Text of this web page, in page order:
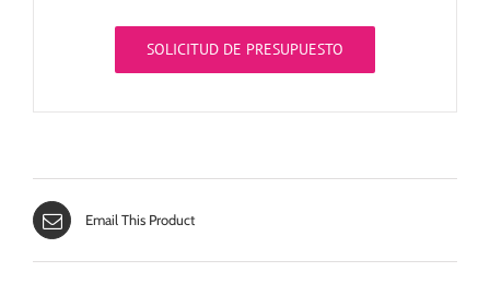
SOLICITUD DE PRESUPUESTO
Email This Product